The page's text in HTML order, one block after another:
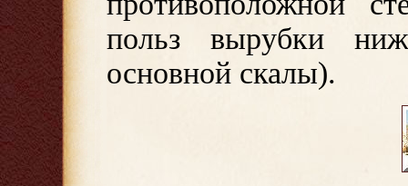
польз вырубки
основной скалы).